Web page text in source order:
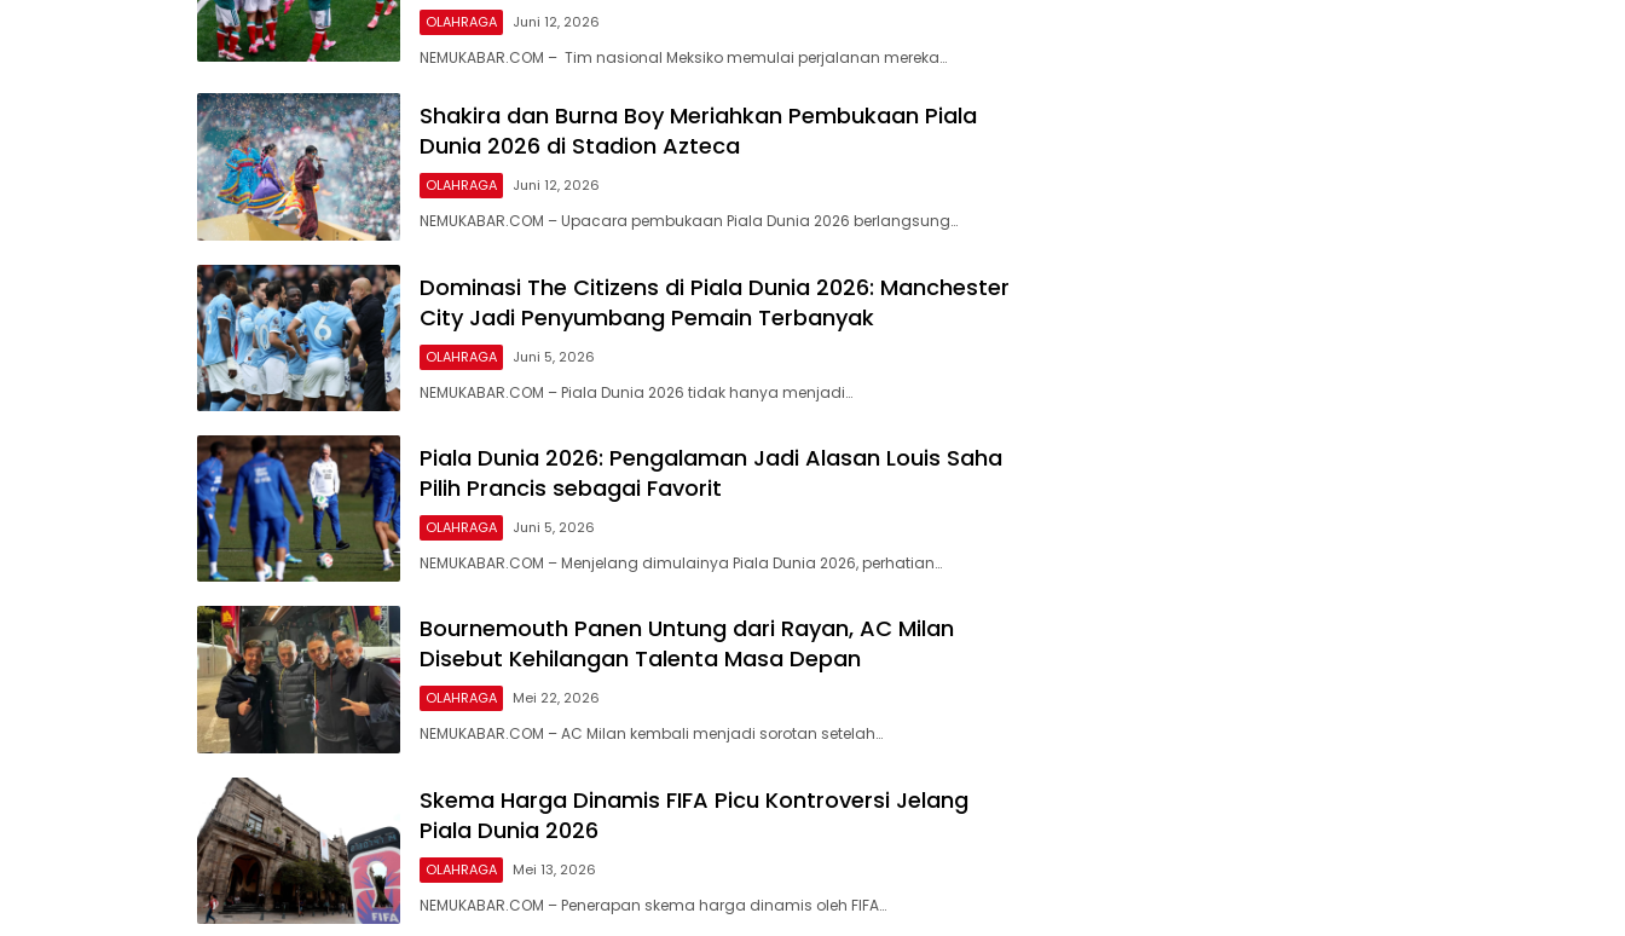
OLAHRAGA Juni 12, 2026
NEMUKABAR.COM – Tim nasional Meksiko memulai perjalanan mereka…
Shakira dan Burna Boy Meriahkan Pembukaan Piala
Dunia 2026 di Stadion Azteca
OLAHRAGA Juni 12, 2026
NEMUKABAR.COM – Upacara pembukaan Piala Dunia 2026 berlangsung…
Dominasi The Citizens di Piala Dunia 2026: Manchester
City Jadi Penyumbang Pemain Terbanyak
OLAHRAGA Juni 5, 2026
NEMUKABAR.COM – Piala Dunia 2026 tidak hanya menjadi…
Piala Dunia 2026: Pengalaman Jadi Alasan Louis Saha
Pilih Prancis sebagai Favorit
OLAHRAGA Juni 5, 2026
NEMUKABAR.COM – Menjelang dimulainya Piala Dunia 2026, perhatian…
Bournemouth Panen Untung dari Rayan, AC Milan
Disebut Kehilangan Talenta Masa Depan
OLAHRAGA Mei 22, 2026
NEMUKABAR.COM – AC Milan kembali menjadi sorotan setelah…
Skema Harga Dinamis FIFA Picu Kontroversi Jelang
Piala Dunia 2026
OLAHRAGA Mei 13, 2026
NEMUKABAR.COM – Penerapan skema harga dinamis oleh FIFA…